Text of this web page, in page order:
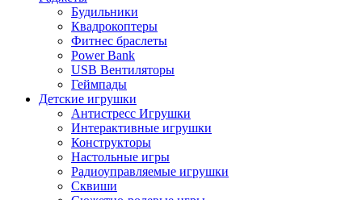
Будильники
Квадрокоптеры
Фитнес браслеты
Power Bank
USB Вентиляторы
Геймпады
Детские игрушки
Антистресс Игрушки
Интерактивные игрушки
Конструкторы
Настольные игры
Радиоуправляемые игрушки
Сквиши